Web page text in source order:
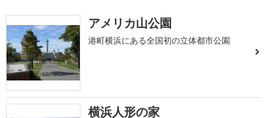
アメリカ山公園
港町横浜にある全国初の立体都市公園
横浜人形の家